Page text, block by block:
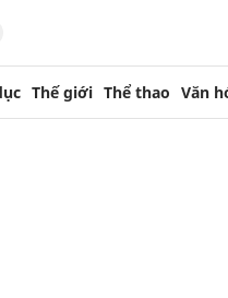
Thế giới Thể thao Văn